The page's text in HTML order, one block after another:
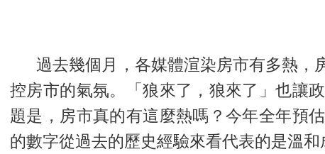
過去幾個月，各媒體渲染房市有多熱，
控房市的氣氛。「狼來了，狼來了」也讓
題是，房市真的有這麼熱嗎？今年全年預
的數字從過去的歷史經驗來看代表的是溫和